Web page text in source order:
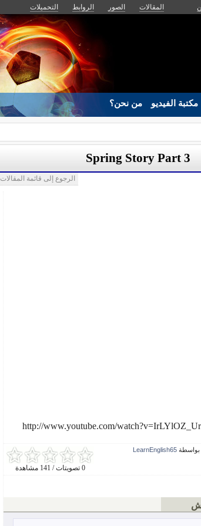
المقالات الصور الروابط التحميلات
مكتبة الفيديو من نحن؟
Spring Story Part 3
الرجوع إلى قائمة المقالات
http://www.youtube.com/
0 تصويتات / 141 مشاهدة
LearnEnglish65